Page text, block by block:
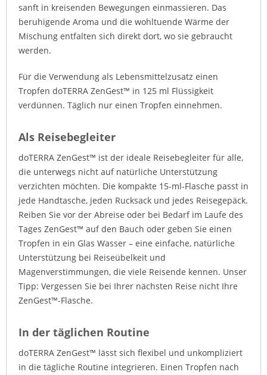
sanft in kreisenden Bewegungen einmassieren. Das
beruhigende Aroma und die wohltuende Wärme der
Mischung entfalten sich direkt dort, wo sie gebraucht
werden.
Für die Verwendung als Lebensmittelzusatz einen
Tropfen doTERRA ZenGest™ in 125 ml Flüssigkeit
verdünnen. Täglich nur einen Tropfen einnehmen.
Als Reisebegleiter
doTERRA ZenGest™ ist der ideale Reisebegleiter für alle,
die unterwegs nicht auf natürliche Unterstützung
verzichten möchten. Die kompakte 15-ml-Flasche passt in
jede Handtasche, jeden Rucksack und jedes Reisegepäck.
Reiben Sie vor der Abreise oder bei Bedarf im Laufe des
Tages ZenGest™ auf den Bauch oder geben Sie einen
Tropfen in ein Glas Wasser – eine einfache, natürliche
Unterstützung bei Reiseübelkeit und
Magenverstimmungen, die viele Reisende kennen. Unser
Tipp: Vergessen Sie bei Ihrer nächsten Reise nicht Ihre
ZenGest™-Flasche.
In der täglichen Routine
doTERRA ZenGest™ lässt sich flexibel und unkompliziert
in die tägliche Routine integrieren. Einen Tropfen nach